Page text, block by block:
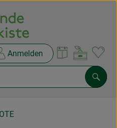
Anmelden
öffnen oder